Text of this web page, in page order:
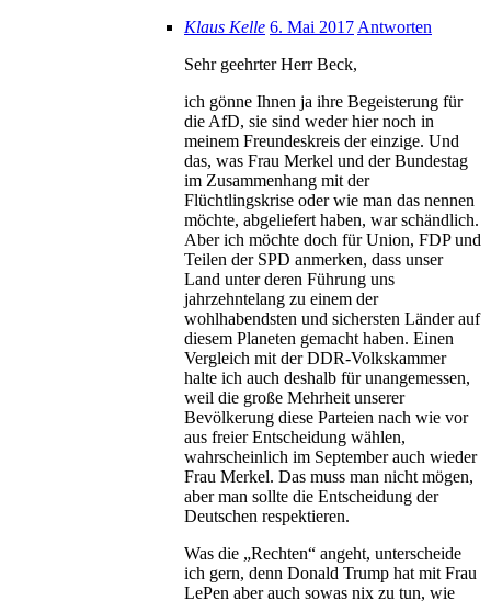
Klaus Kelle 6. Mai 2017 Antworten
Sehr geehrter Herr Beck,
ich gönne Ihnen ja ihre Begeisterung für
die AfD, sie sind weder hier noch in
meinem Freundeskreis der einzige. Und
das, was Frau Merkel und der Bundestag
im Zusammenhang mit der
Flüchtlingskrise oder wie man das nennen
möchte, abgeliefert haben, war schändlich.
Aber ich möchte doch für Union, FDP und
Teilen der SPD anmerken, dass unser
Land unter deren Führung uns
jahrzehntelang zu einem der
wohlhabendsten und sichersten Länder auf
diesem Planeten gemacht haben. Einen
Vergleich mit der DDR-Volkskammer
halte ich auch deshalb für unangemessen,
weil die große Mehrheit unserer
Bevölkerung diese Parteien nach wie vor
aus freier Entscheidung wählen,
wahrscheinlich im September auch wieder
Frau Merkel. Das muss man nicht mögen,
aber man sollte die Entscheidung der
Deutschen respektieren.
Was die „Rechten“ angeht, unterscheide
ich gern, denn Donald Trump hat mit Frau
LePen aber auch sowas nix zu tun, wie